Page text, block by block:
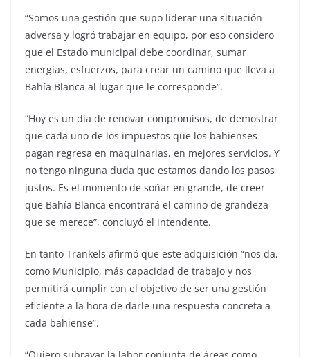
“Somos una gestión que supo liderar una situación
adversa y logró trabajar en equipo, por eso considero
que el Estado municipal debe coordinar, sumar
energías, esfuerzos, para crear un camino que lleva a
Bahía Blanca al lugar que le corresponde”.
“Hoy es un día de renovar compromisos, de demostrar
que cada uno de los impuestos que los bahienses
pagan regresa en maquinarias, en mejores servicios. Y
no tengo ninguna duda que estamos dando los pasos
justos. Es el momento de soñar en grande, de creer
que Bahía Blanca encontrará el camino de grandeza
que se merece”, concluyó el intendente.
En tanto Trankels afirmó que este adquisición “nos da,
como Municipio, más capacidad de trabajo y nos
permitirá cumplir con el objetivo de ser una gestión
eficiente a la hora de darle una respuesta concreta a
cada bahiense”.